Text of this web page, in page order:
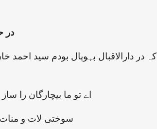
در
شب سہ اپریل 1936 کہ در دارالاقبال بہوپال
اے تو ما بیچارگان را
سوختی لات و منات